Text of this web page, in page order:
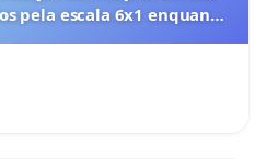
pela escala 6x1 enquanto